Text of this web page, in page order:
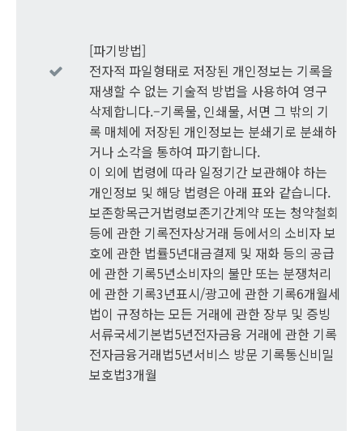
[파기방법]
전자적 파일형태로 저장된 개인정보는 기록을
재생할 수 없는 기술적 방법을 사용하여 영구
삭제합니다.–기록물, 인쇄물, 서면 그 밖의 기
록 매체에 저장된 개인정보는 분쇄기로 분쇄하
거나 소각을 통하여 파기합니다.
이 외에 법령에 따라 일정기간 보관해야 하는
개인정보 및 해당 법령은 아래 표와 같습니다.
보존항목근거법령보존기간계약 또는 청약철회
등에 관한 기록전자상거래 등에서의 소비자 보
호에 관한 법률5년대금결제 및 재화 등의 공급
에 관한 기록5년소비자의 불만 또는 분쟁처리
에 관한 기록3년표시/광고에 관한 기록6개월세
법이 규정하는 모든 거래에 관한 장부 및 증빙
서류국세기본법5년전자금융 거래에 관한 기록
전자금융거래법5년서비스 방문 기록통신비밀
보호법3개월